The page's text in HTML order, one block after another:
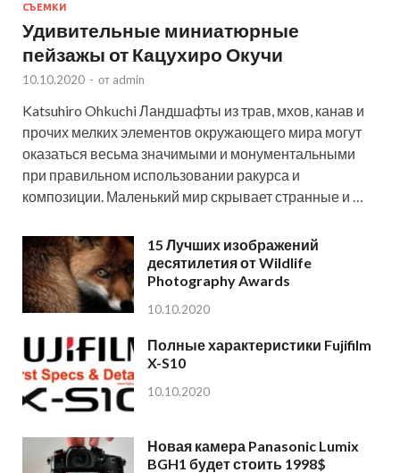
СЪЕМКИ
Удивительные миниатюрные
пейзажы от Кацухиро Окучи
10.10.2020 - от admin
Katsuhiro Ohkuchi Ландшафты из трав, мхов, канав и
прочих мелких элементов окружающего мира могут
оказаться весьма значимыми и монументальными
при правильном использовании ракурса и
композиции. Маленький мир скрывает странные и …
15 Лучших изображений
десятилетия от Wildlife
Photography Awards
10.10.2020
Полные характеристики Fujifilm
X-S10
10.10.2020
Новая камера Panasonic Lumix
BGH1 будет стоить 1998$